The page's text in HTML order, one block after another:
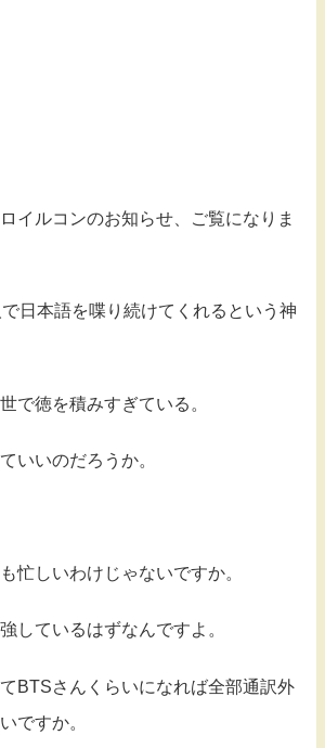
イルコンのお知らせ、ご覧になりま
日本語を喋り続けてくれるという神
で徳を積みすぎている。
いいのだろうか。
忙しいわけじゃないですか。
しているはずなんですよ。
BTSさんくらいになれば全部通訳外
ですか。